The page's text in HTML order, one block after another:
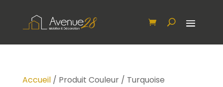
Accueil/ Produit Couleur / Turquoise